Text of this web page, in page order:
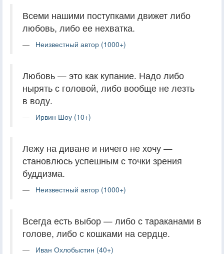
Всеми нашими поступками движет либо
любовь, либо ее нехватка.
Неизвестный автор (1000+)
Любовь — это как купание. Надо либо
нырять с головой, либо вообще не лезть
в воду.
Ирвин Шоу (10+)
Лежу на диване и ничего не хочу —
становлюсь успешным с точки зрения
буддизма.
Неизвестный автор (1000+)
Всегда есть выбор — либо с тараканами в
голове, либо с кошками на сердце.
Иван Охлобыстин (40+)